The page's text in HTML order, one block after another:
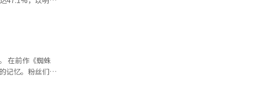
业相关人士参
止对电影产
馆。还在考虑
我感受到仿佛
友们再看一
：崭新之日》
摄的电影，通
7天累计观影人
的汤姆·赫兰
记忆。粉丝们认